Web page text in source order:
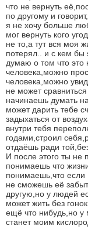
что не вернуть
по другому и
я не хочу больше
мог вернуть кого
не то,а тут вся моя
потерял.. и с кем бы
думаю о том что
человека,можно
человека,можно
не может
начинаешь думать
может дарить тебе
задыхаться от
внутри тебя
годами,строил
отдаёшь ради
И после этого ты не
понимаешь что
понимаешь,что если
не сможешь её
другую,но у людей
может жить без
ещё что нибудь,но у
станет моим